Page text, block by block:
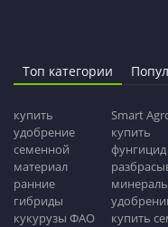
Топ категории
купить
удобрение
семенной
материал
ранние
гибриды
кукурузы ФАО
Smart
купить
фунгицид
купить